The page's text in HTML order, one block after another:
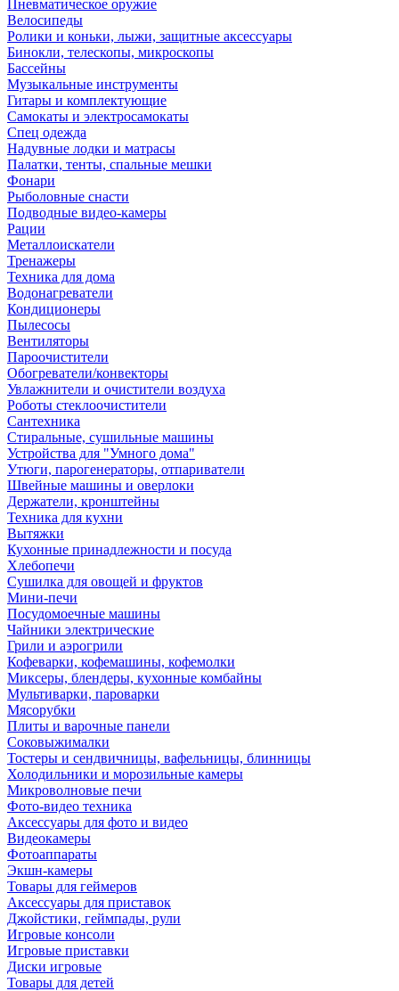
Пневматическое оружие
Велосипеды
Ролики и коньки, лыжи, защитные аксессуары
Бинокли, телескопы, микроскопы
Бассейны
Музыкальные инструменты
Гитары и комплектующие
Самокаты и электросамокаты
Спец одежда
Надувные лодки и матрасы
Палатки, тенты, спальные мешки
Фонари
Рыболовные снасти
Подводные видео-камеры
Рации
Металлоискатели
Тренажеры
Техника для дома
Водонагреватели
Кондиционеры
Пылесосы
Вентиляторы
Пароочистители
Обогреватели/конвекторы
Увлажнители и очистители воздуха
Роботы стеклоочистители
Сантехника
Стиральные, сушильные машины
Устройства для "Умного дома"
Утюги, парогенераторы, отпариватели
Швейные машины и оверлоки
Держатели, кронштейны
Техника для кухни
Вытяжки
Кухонные принадлежности и посуда
Хлебопечи
Сушилка для овощей и фруктов
Мини-печи
Посудомоечные машины
Чайники электрические
Грили и аэрогрили
Кофеварки, кофемашины, кофемолки
Миксеры, блендеры, кухонные комбайны
Мультиварки, пароварки
Мясорубки
Плиты и варочные панели
Соковыжималки
Тостеры и сендвичницы, вафельницы, блинницы
Холодильники и морозильные камеры
Микроволновые печи
Фото-видео техника
Аксессуары для фото и видео
Видеокамеры
Фотоаппараты
Экшн-камеры
Товары для геймеров
Аксессуары для приставок
Джойстики, геймпады, рули
Игровые консоли
Игровые приставки
Диски игровые
Товары для детей